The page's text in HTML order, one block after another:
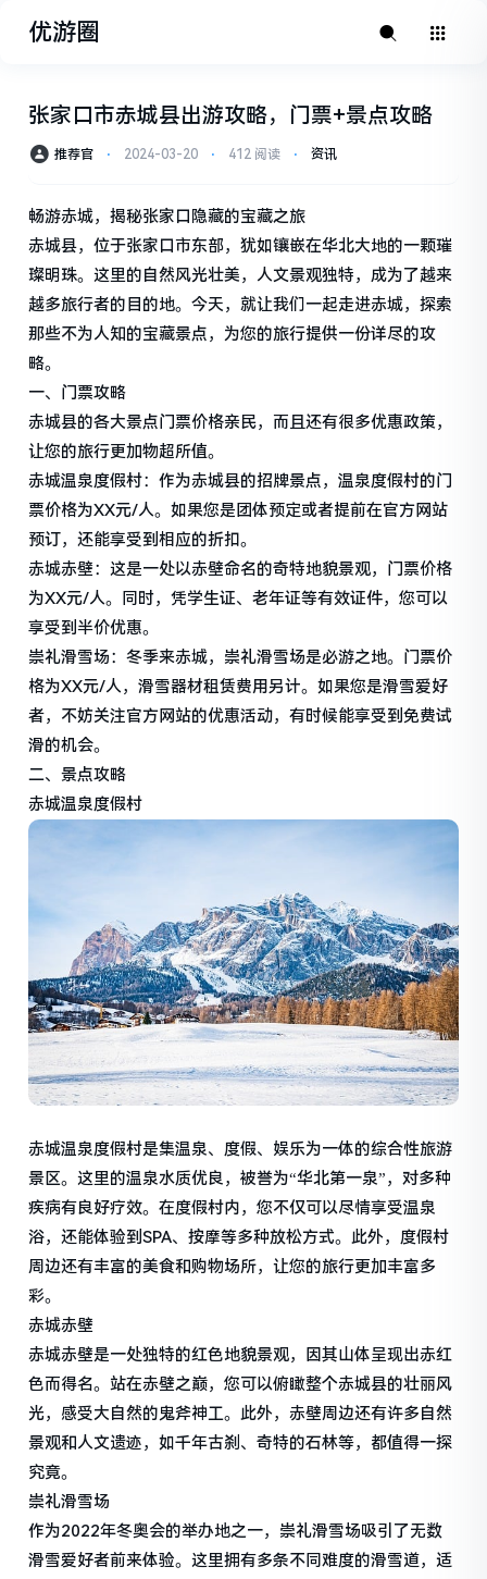
优游圈
张家口市赤城县出游攻略，门票+景点攻略
推荐官 ⋅ 2024-03-20 ⋅ 412 阅读 ⋅ 资讯
畅游赤城，揭秘张家口隐藏的宝藏之旅
赤城县，位于张家口市东部，犹如镶嵌在华北大地的一颗璀
璨明珠。这里的自然风光壮美，人文景观独特，成为了越来
越多旅行者的目的地。今天，就让我们一起走进赤城，探索
那些不为人知的宝藏景点，为您的旅行提供一份详尽的攻
略。
一、门票攻略
赤城县的各大景点门票价格亲民，而且还有很多优惠政策，
让您的旅行更加物超所值。
赤城温泉度假村：作为赤城县的招牌景点，温泉度假村的门
票价格为XX元/人。如果您是团体预定或者提前在官方网站
预订，还能享受到相应的折扣。
赤城赤壁：这是一处以赤壁命名的奇特地貌景观，门票价格
为XX元/人。同时，凭学生证、老年证等有效证件，您可以
享受到半价优惠。
崇礼滑雪场：冬季来赤城，崇礼滑雪场是必游之地。门票价
格为XX元/人，滑雪器材租赁费用另计。如果您是滑雪爱好
者，不妨关注官方网站的优惠活动，有时候能享受到免费试
滑的机会。
二、景点攻略
赤城温泉度假村
赤城温泉度假村是集温泉、度假、娱乐为一体的综合性旅游
景区。这里的温泉水质优良，被誉为“华北第一泉”，对多种
疾病有良好疗效。在度假村内，您不仅可以尽情享受温泉
浴，还能体验到SPA、按摩等多种放松方式。此外，度假村
周边还有丰富的美食和购物场所，让您的旅行更加丰富多
彩。
赤城赤壁
赤城赤壁是一处独特的红色地貌景观，因其山体呈现出赤红
色而得名。站在赤壁之巅，您可以俯瞰整个赤城县的壮丽风
光，感受大自然的鬼斧神工。此外，赤壁周边还有许多自然
景观和人文遗迹，如千年古刹、奇特的石林等，都值得一探
究竟。
崇礼滑雪场
作为2022年冬奥会的举办地之一，崇礼滑雪场吸引了无数
滑雪爱好者前来体验。这里拥有多条不同难度的滑雪道，适